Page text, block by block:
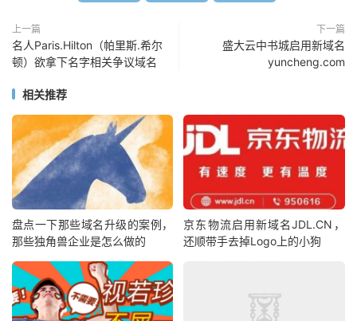
上一篇
名人Paris.Hilton（帕里斯.希尔
顿）欲拿下名字相关争议域名
下一篇
盛大云中书城启用新域名
yuncheng.com
相关推荐
盘点一下那些域名升级的案例，
那些独角兽企业是怎么做的
京东物流启用新域名JDL.CN，
还顺带手去掉Logo上的小狗